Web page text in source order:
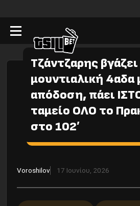
Τζάντζαρης βγάζει
μουντιαλική 4αδα
απόδοση, πάει
ταμείο ΟΛΟ το
στο 102′
Voroshilov 17 Ιουνίου, 2026